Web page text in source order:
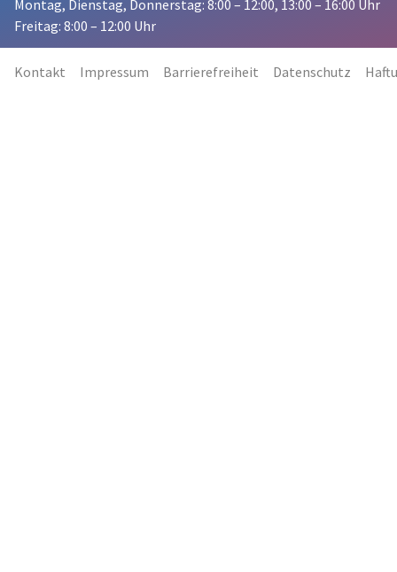
Montag, Dienstag, Donnerstag: 8:00 – 12:00, 13:00 – 16:00 Uhr
Freitag: 8:00 – 12:00 Uhr
Kontakt Impressum Barrierefreiheit Datenschutz